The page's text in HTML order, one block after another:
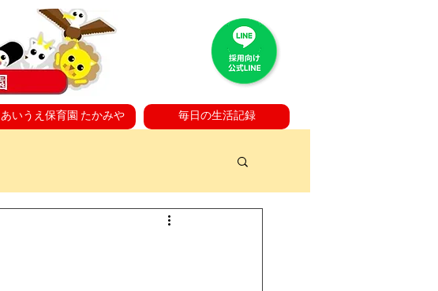
あいうえ保育園 たかみや 毎日の生活記録